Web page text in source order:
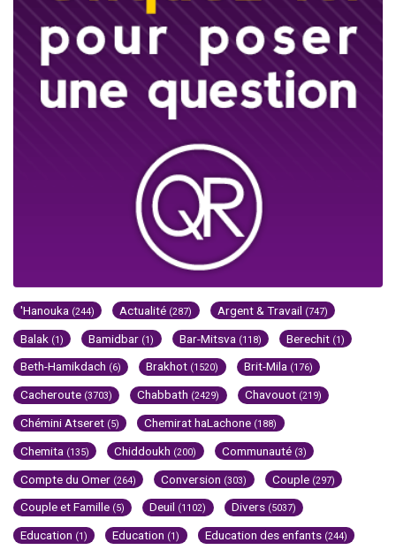
'Hanouka (244) Actualité (287) Argent & Travail (747)
Balak (1) Bamidbar (1) Bar-Mitsva (118) Berechit (1)
Beth-Hamikdach (6) Brakhot (1520) Brit-Mila (176)
Cacheroute (3703) Chabbath (2429) Chavouot (219)
Chémini Atseret (5) Chemirat haLachone (188)
Chemita (135) Chiddoukh (200) Communauté (3)
Compte du Omer (264) Conversion (303) Couple (297)
Couple et Famille (5) Deuil (1102) Divers (5037)
Education (1) Education (1) Education des enfants (244)